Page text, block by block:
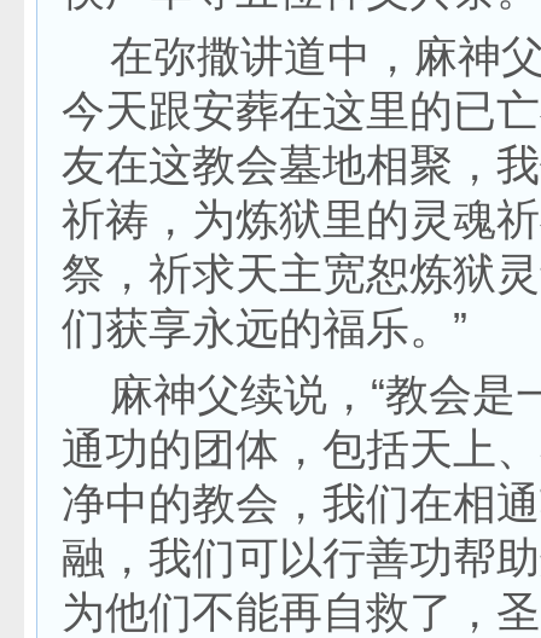
在弥撒讲道中，麻神
今天跟安葬在这里的已
友在这教会墓地相聚，
祈祷，为炼狱里的灵魂
祭，祈求天主宽恕炼狱
们获享永远的福乐。”
麻神父续说，“教会是
通功的团体，包括天上
净中的教会，我们在相
融，我们可以行善功帮
为他们不能再自救了，